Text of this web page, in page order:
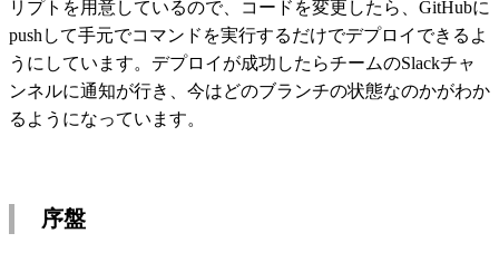
リプトを用意しているので、コードを変更したら、GitHubに
pushして手元でコマンドを実行するだけでデプロイできるよ
うにしています。デプロイが成功したらチームのSlackチャ
ンネルに通知が行き、今はどのブランチの状態なのかがわか
るようになっています。
序盤